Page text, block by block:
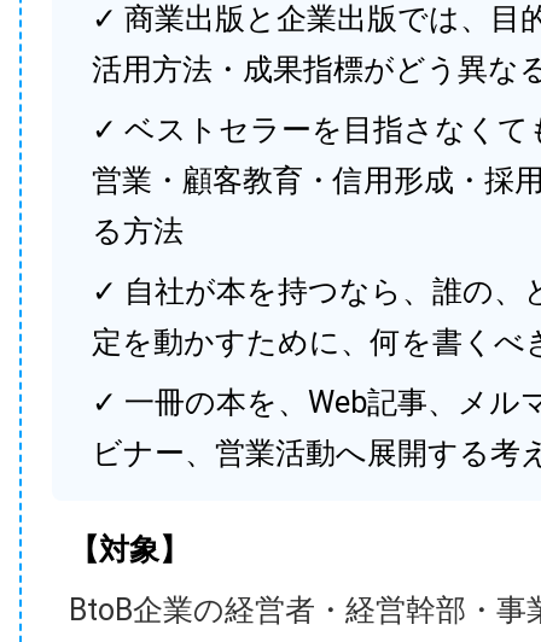
✓ 商業出版と企業出版では、目
活用方法・成果指標がどう異な
✓ ベストセラーを目指さなくて
営業・顧客教育・信用形成・採
る方法
✓ 自社が本を持つなら、誰の、
定を動かすために、何を書くべ
✓ 一冊の本を、Web記事、メル
ビナー、営業活動へ展開する考
【対象】
BtoB企業の経営者・経営幹部・事